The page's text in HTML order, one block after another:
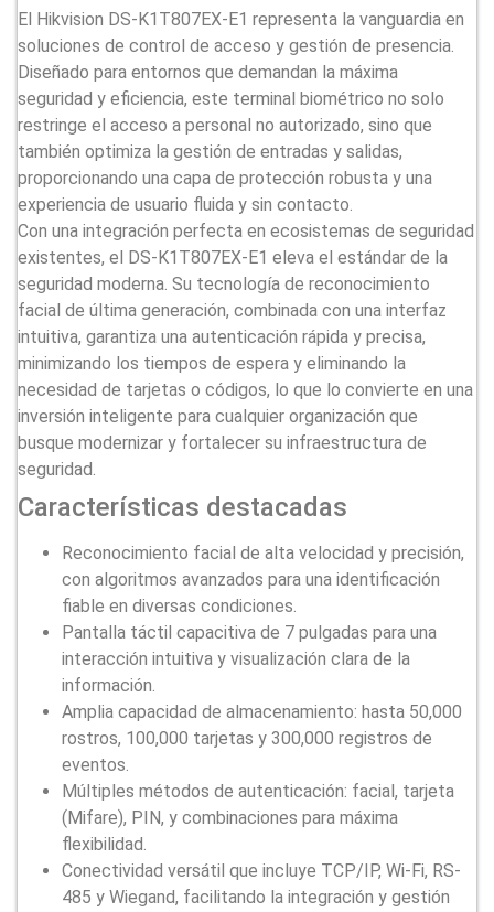
El Hikvision DS-K1T807EX-E1 representa la vanguardia en
soluciones de control de acceso y gestión de presencia.
Diseñado para entornos que demandan la máxima
seguridad y eficiencia, este terminal biométrico no solo
restringe el acceso a personal no autorizado, sino que
también optimiza la gestión de entradas y salidas,
proporcionando una capa de protección robusta y una
experiencia de usuario fluida y sin contacto.
Con una integración perfecta en ecosistemas de seguridad
existentes, el DS-K1T807EX-E1 eleva el estándar de la
seguridad moderna. Su tecnología de reconocimiento
facial de última generación, combinada con una interfaz
intuitiva, garantiza una autenticación rápida y precisa,
minimizando los tiempos de espera y eliminando la
necesidad de tarjetas o códigos, lo que lo convierte en una
inversión inteligente para cualquier organización que
busque modernizar y fortalecer su infraestructura de
seguridad.
Características destacadas
Reconocimiento facial de alta velocidad y precisión,
con algoritmos avanzados para una identificación
fiable en diversas condiciones.
Pantalla táctil capacitiva de 7 pulgadas para una
interacción intuitiva y visualización clara de la
información.
Amplia capacidad de almacenamiento: hasta 50,000
rostros, 100,000 tarjetas y 300,000 registros de
eventos.
Múltiples métodos de autenticación: facial, tarjeta
(Mifare), PIN, y combinaciones para máxima
flexibilidad.
Conectividad versátil que incluye TCP/IP, Wi-Fi, RS-
485 y Wiegand, facilitando la integración y gestión